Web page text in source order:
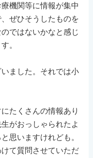
機関等に情報が集中
ぜひそうしたものを
ではないかなと感じ
。
ました。それでは小
たくさんの情報あり
がおっしゃられたよ
思いますけれども。
て質問させていただ